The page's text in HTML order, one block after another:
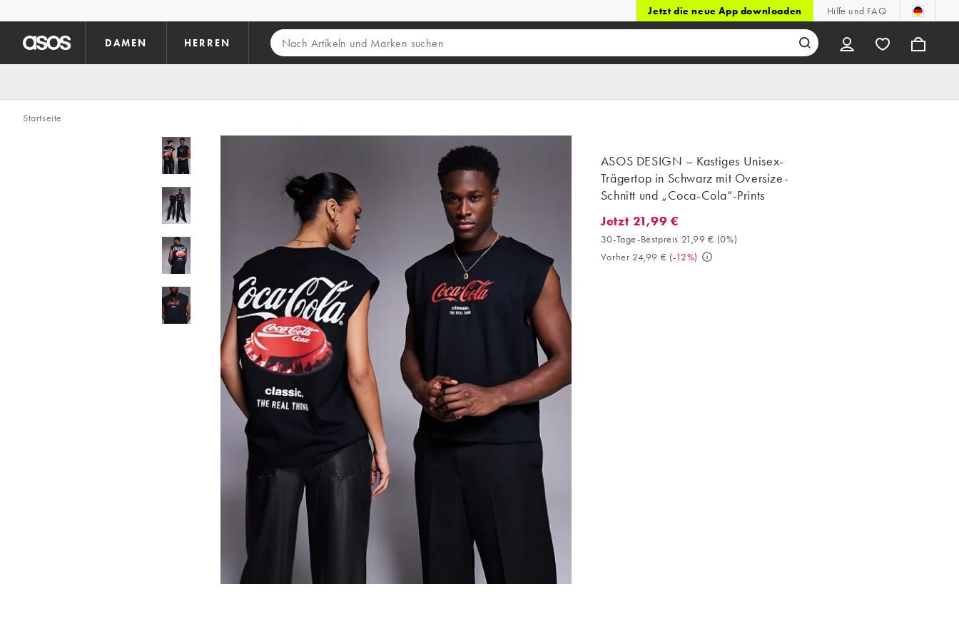
Jetzt die neue App downloaden Hilfe und FAQ
DAMEN HERREN
Startseite
ASOS DESIGN – Kastiges Unisex-
Trägertop in Schwarz mit Oversize-
Schnitt und „Coca-Cola“-Prints
Jetzt 21,99 €. 30-Tage-Bestpreis 21,99 € (0%). Vorher 24,99 €. (-12%)
Jetzt 21,99 €
30-Tage-Bestpreis 21,99 € (0%)
Vorher 24,99 € (-12%)